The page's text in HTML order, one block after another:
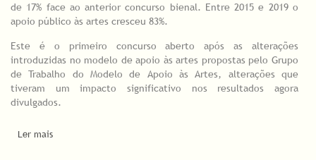
de 17% face ao anterior concurso bienal. Entre 2015 e 2019 o
apoio público às artes cresceu 83%.
Este é o primeiro concurso aberto após as alterações
introduzidas no modelo de apoio às artes propostas pelo Grupo
de Trabalho do Modelo de Apoio às Artes, alterações que
tiveram um impacto significativo nos resultados agora
divulgados.
Ler mais